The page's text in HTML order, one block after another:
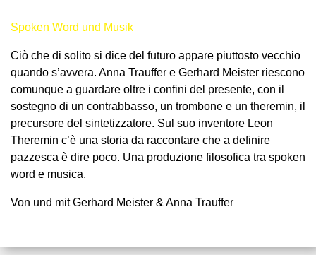
Spoken Word und Musik
Ciò che di solito si dice del futuro appare piuttosto vecchio
quando s’avvera. Anna Trauffer e Gerhard Meister riescono
comunque a guardare oltre i confini del presente, con il
sostegno di un contrabbasso, un trombone e un theremin, il
precursore del sintetizzatore. Sul suo inventore Leon
Theremin c’è una storia da raccontare che a definire
pazzesca è dire poco. Una produzione filosofica tra spoken
word e musica.
Von und mit Gerhard Meister & Anna Trauffer